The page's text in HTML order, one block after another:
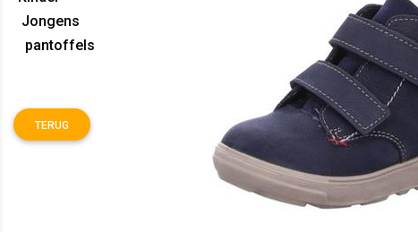
Jongens
pantoffels
TERUG